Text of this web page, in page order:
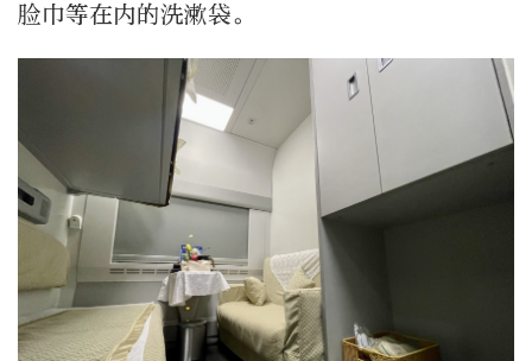
脸巾等在内的洗漱袋。